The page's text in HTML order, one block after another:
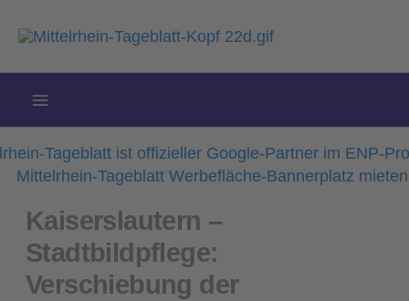
Inhalt
Kaiserslautern –
Stadtbildpflege:
Verschiebung der